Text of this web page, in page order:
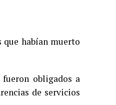
que habían muerto
obligados a
de servicios